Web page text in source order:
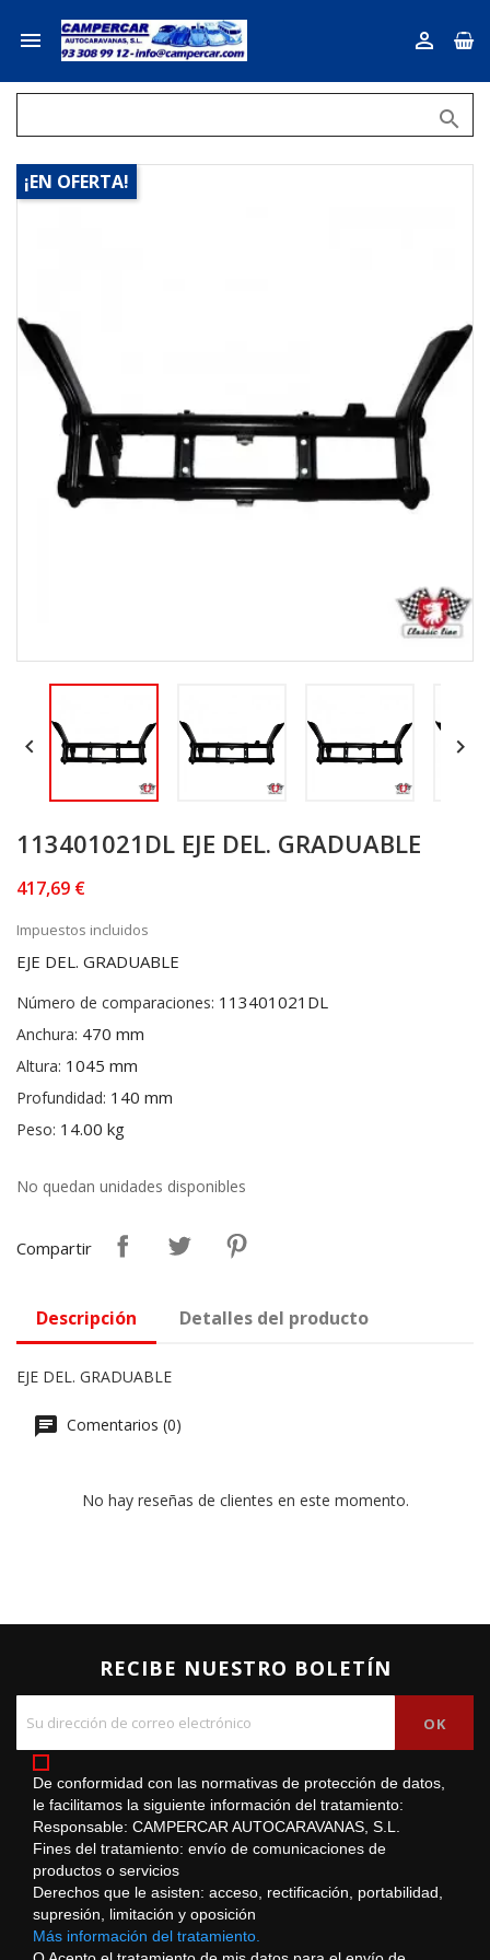
 

¡EN OFERTA!
 
113401021DL EJE DEL. GRADUABLE
417,69 €
Impuestos incluidos
EJE DEL. GRADUABLE
Número de comparaciones: 113401021DL
Anchura: 470 mm
Altura: 1045 mm
Profundidad: 140 mm
Peso: 14.00 kg
No quedan unidades disponibles
Compartir
Descripción Detalles del producto
EJE DEL. GRADUABLE
Comentarios (0)
No hay reseñas de clientes en este momento.
RECIBE NUESTRO BOLETÍN
De conformidad con las normativas de protección de datos,
le facilitamos la siguiente información del tratamiento:
Responsable: CAMPERCAR AUTOCARAVANAS, S.L.
Fines del tratamiento: envío de comunicaciones de
productos o servicios
Derechos que le asisten: acceso, rectificación, portabilidad,
supresión, limitación y oposición
Más información del tratamiento.